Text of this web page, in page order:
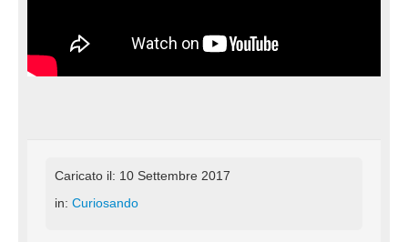
Caricato il: 10 Settembre 2017
in: Curiosando